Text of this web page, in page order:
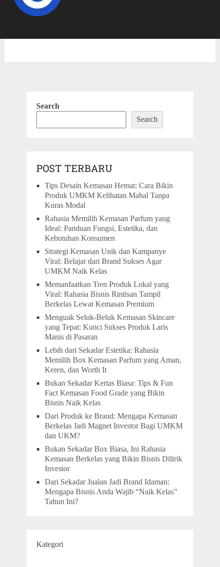
Search
Search
POST TERBARU
Tips Desain Kemasan Hemat: Cara Bikin
Produk UMKM Kelihatan Mahal Tanpa
Kuras Modal
Rahasia Memilih Kemasan Parfum yang
Ideal: Panduan Fungsi, Estetika, dan
Kebutuhan Konsumen
Strategi Kemasan Unik dan Kampanye
Viral: Belajar dari Brand Sukses Agar
UMKM Naik Kelas
Memanfaatkan Tren Produk Lokal yang
Viral: Rahasia Bisnis Rintisan Tampil
Berkelas Lewat Kemasan Premium
Menguak Seluk-Beluk Kemasan Skincare
yang Tepat: Kunci Sukses Produk Laris
Manis di Pasaran
Lebih dari Sekadar Estetika: Rahasia
Memilih Box Kemasan Parfum yang Aman,
Keren, dan Worth It
Bukan Sekadar Kertas Biasa: Tips & Fun
Fact Kemasan Food Grade yang Bikin
Bisnis Naik Kelas
Dari Produk ke Brand: Mengapa Kemasan
Berkelas Jadi Magnet Investor Bagi UMKM
dan UKM?
Bukan Sekadar Box Biasa, Ini Rahasia
Kemasan Berkelas yang Bikin Bisnis Dilirik
Investor
Dari Sekadar Jualan Jadi Brand Idaman:
Mengapa Bisnis Anda Wajib “Naik Kelas”
Tahun Ini?
Kategori